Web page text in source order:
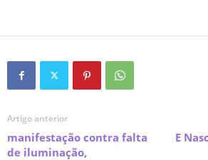
Artigo anterior
manifestação contra falta
de iluminação,
E